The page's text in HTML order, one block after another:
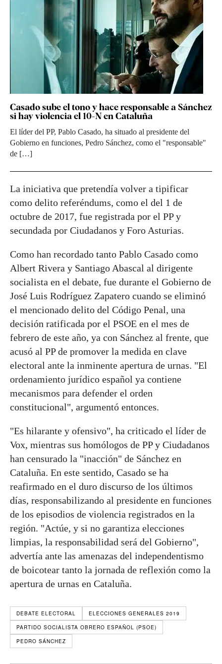
Casado sube el tono y hace responsable a Sánchez
si hay violencia el 10-N en Cataluña
El líder del PP, Pablo Casado, ha situado al presidente del
Gobierno en funciones, Pedro Sánchez, como el "responsable"
de […]
La iniciativa que pretendía volver a tipificar
como delito referéndums, como el del 1 de
octubre de 2017, fue registrada por el PP y
secundada por Ciudadanos y Foro Asturias.
Como han recordado tanto Pablo Casado como
Albert Rivera y Santiago Abascal al dirigente
socialista en el debate, fue durante el Gobierno de
José Luis Rodríguez Zapatero cuando se eliminó
el mencionado delito del Código Penal, una
decisión ratificada por el PSOE en el mes de
febrero de este año, ya con Sánchez al frente, que
acusó al PP de promover la medida en clave
electoral ante la inminente apertura de urnas. "El
ordenamiento jurídico español ya contiene
mecanismos para defender el orden
constitucional", argumentó entonces.
"Es hilarante y ofensivo", ha criticado el líder de
Vox, mientras sus homólogos de PP y Ciudadanos
han censurado la "inacción" de Sánchez en
Cataluña. En este sentido, Casado se ha
reafirmado en el duro discurso de los últimos
días, responsabilizando al presidente en funciones
de los episodios de violencia registrados en la
región. "Actúe, y si no garantiza elecciones
limpias, la responsabilidad será del Gobierno",
advertía ante las amenazas del independentismo
de boicotear tanto la jornada de reflexión como la
apertura de urnas en Cataluña.
DEBATE ELECTORAL
ELECCIONES GENERALES 2019
PARTIDO SOCIALISTA OBRERO ESPAÑOL (PSOE)
PEDRO SÁNCHEZ